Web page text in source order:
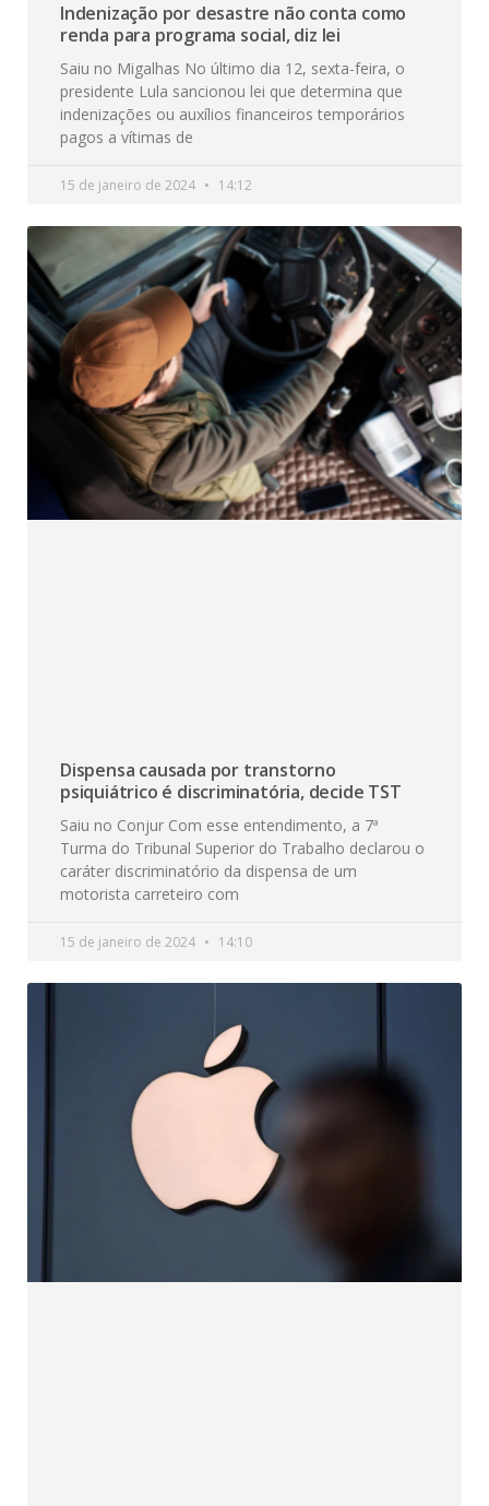
Indenização por desastre não conta como
renda para programa social, diz lei
Saiu no Migalhas No último dia 12, sexta-feira, o
presidente Lula sancionou lei que determina que
indenizações ou auxílios financeiros temporários
pagos a vítimas de
15 de janeiro de 2024 14:12
Dispensa causada por transtorno
psiquiátrico é discriminatória, decide TST
Saiu no Conjur Com esse entendimento, a 7ª
Turma do Tribunal Superior do Trabalho declarou o
caráter discriminatório da dispensa de um
motorista carreteiro com
15 de janeiro de 2024 14:10